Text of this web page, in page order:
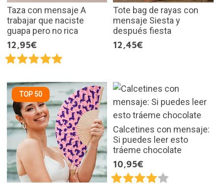
Taza con mensaje A
trabajar que naciste
guapa pero no rica
12,95€
Tote bag de rayas con
mensaje Siesta y
después fiesta
12,45€
TOP 50
Calcetines con mensaje:
Si puedes leer esto
tráeme chocolate
10,95€